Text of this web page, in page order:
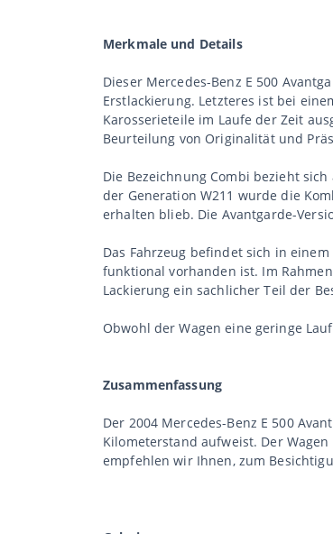
Merkmale und Details
Dieser Mercedes-Benz E 500
Erstlackierung. Letzteres ist bei
Karosserieteile im Laufe der Zeit
Beurteilung von Originalität und
Die Bezeichnung Combi bezieht
der Generation W211 wurde die
erhalten blieb. Die Avantgarde-
Das Fahrzeug befindet sich in
funktional vorhanden ist. Im
Lackierung ein sachlicher Teil der
Obwohl der Wagen eine geringe
Zusammenfassung
Der 2004 Mercedes-Benz E 500
Kilometerstand aufweist. Der
empfehlen wir Ihnen, zum